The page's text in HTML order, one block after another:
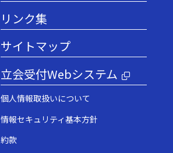
リンク集
サイトマップ
立会受付Webシステム
個人情報取扱いについて
情報セキュリティ基本方針
約款